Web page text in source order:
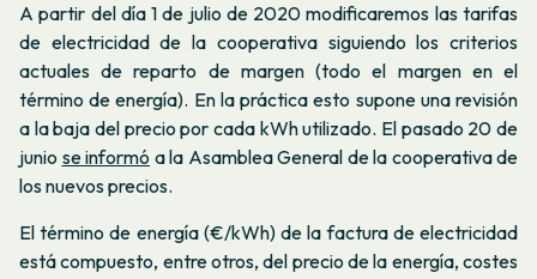
A partir del día 1 de julio de 2020 modificaremos las tarifas
de electricidad de la cooperativa siguiendo los criterios
actuales de reparto de margen (todo el margen en el
término de energía). En la práctica esto supone una revisión
a la baja del precio por cada kWh utilizado. El pasado 20 de
junio se informó a la Asamblea General de la cooperativa de
los nuevos precios.
El término de energía (€/kWh) de la factura de electricidad
está compuesto, entre otros, del precio de la energía, costes